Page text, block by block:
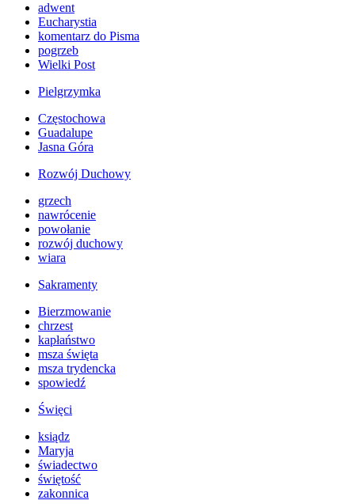
adwent
Eucharystia
komentarz do Pisma
pogrzeb
Wielki Post
Pielgrzymka
Częstochowa
Guadalupe
Jasna Góra
Rozwój Duchowy
grzech
nawrócenie
powołanie
rozwój duchowy
wiara
Sakramenty
Bierzmowanie
chrzest
kapłaństwo
msza święta
msza trydencka
spowiedź
Święci
ksiądz
Maryja
świadectwo
świętość
zakonnica